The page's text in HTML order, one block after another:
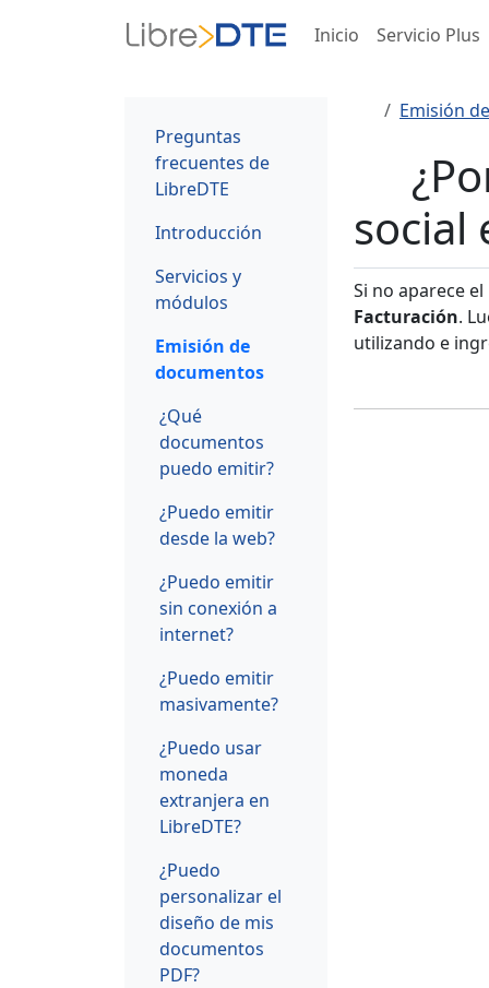
Inicio Servicio Plus
Preguntas
frecuentes de
LibreDTE
Introducción
Servicios y
módulos
Emisión de
documentos
¿Qué
documentos
puedo emitir?
¿Puedo emitir
desde la web?
¿Puedo emitir
sin conexión a
internet?
¿Puedo emitir
masivamente?
¿Puedo usar
moneda
extranjera en
LibreDTE?
¿Puedo
personalizar el
diseño de mis
documentos
PDF?
Emisión
social
Si no aparece
Facturación.
utilizando e